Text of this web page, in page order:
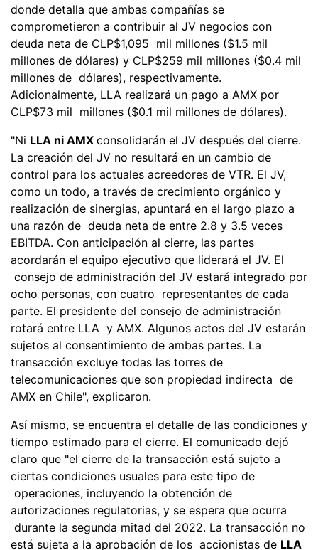
donde detalla que ambas compañías se
comprometieron a contribuir al JV negocios con
deuda neta de CLP$1,095 mil millones ($1.5 mil
millones de dólares) y CLP$259 mil millones ($0.4 mil
millones de dólares), respectivamente.
Adicionalmente, LLA realizará un pago a AMX por
CLP$73 mil millones ($0.1 mil millones de dólares).
"Ni LLA ni AMX consolidarán el JV después del cierre.
La creación del JV no resultará en un cambio de
control para los actuales acreedores de VTR. El JV,
como un todo, a través de crecimiento orgánico y
realización de sinergias, apuntará en el largo plazo a
una razón de deuda neta de entre 2.8 y 3.5 veces
EBITDA. Con anticipación al cierre, las partes
acordarán el equipo ejecutivo que liderará el JV. El
consejo de administración del JV estará integrado por
ocho personas, con cuatro representantes de cada
parte. El presidente del consejo de administración
rotará entre LLA y AMX. Algunos actos del JV estarán
sujetos al consentimiento de ambas partes. La
transacción excluye todas las torres de
telecomunicaciones que son propiedad indirecta de
AMX en Chile", explicaron.
Así mismo, se encuentra el detalle de las condiciones y
tiempo estimado para el cierre. El comunicado dejó
claro que "el cierre de la transacción está sujeto a
ciertas condiciones usuales para este tipo de
operaciones, incluyendo la obtención de
autorizaciones regulatorias, y se espera que ocurra
durante la segunda mitad del 2022. La transacción no
está sujeta a la aprobación de los accionistas de LLA